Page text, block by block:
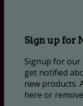
Sign up for
Signup for
get notified
new products.
here or